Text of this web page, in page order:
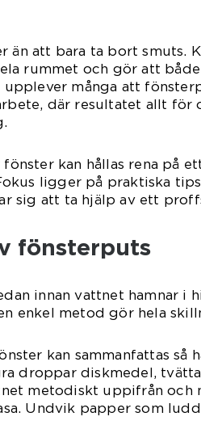
än att bara ta bort smuts.
rummet och gör att
upplever många att
där resultatet allt för
kan hållas rena på
ligger på praktiska
sig att ta hjälp av ett
fönsterputs
innan vattnet hamnar i
enkel metod gör hela
kan sammanfattas så
droppar diskmedel,
metodiskt uppifrån och
Undvik papper som